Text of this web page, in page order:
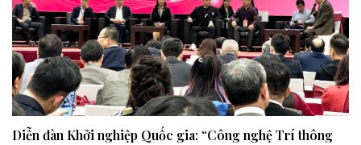
Diễn đàn Khởi nghiệp Quốc gia: “Công nghệ Trí thông